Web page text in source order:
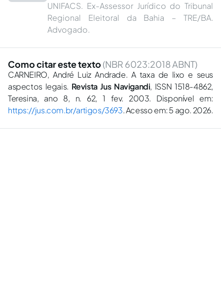
UNIFACS. Ex-Assessor Jurídico do Tribunal
Regional Eleitoral da Bahia – TRE/BA.
Advogado.
Como citar este texto (NBR 6023:2018 ABNT)
CARNEIRO, André Luiz Andrade. A taxa de lixo e seus
aspectos legais. Revista Jus Navigandi, ISSN 1518-4862,
Teresina, ano 8, n. 62, 1 fev. 2003. Disponível em:
https://jus.com.br/artigos/3693. Acesso em: 5 ago. 2026.